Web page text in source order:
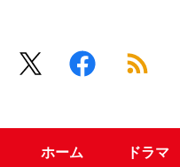
ホーム ドラマ